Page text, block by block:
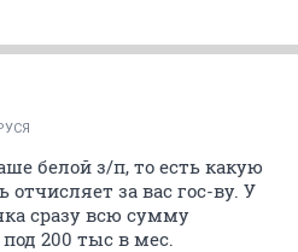
белой з/п, то есть какую
за вас гос-ву. У
сразу всю сумму
200 тыс в мес.